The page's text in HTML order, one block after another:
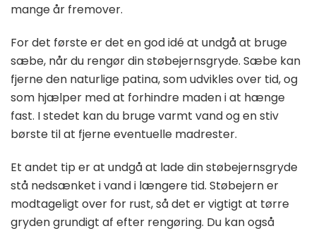
mange år fremover.
For det første er det en god idé at undgå at bruge
sæbe, når du rengør din støbejernsgryde. Sæbe kan
fjerne den naturlige patina, som udvikles over tid, og
som hjælper med at forhindre maden i at hænge
fast. I stedet kan du bruge varmt vand og en stiv
børste til at fjerne eventuelle madrester.
Et andet tip er at undgå at lade din støbejernsgryde
stå nedsænket i vand i længere tid. Støbejern er
modtageligt over for rust, så det er vigtigt at tørre
gryden grundigt af efter rengøring. Du kan også